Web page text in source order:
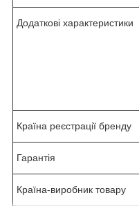
Додаткові характеристики
Країна реєстрації бренду
Гарантія
Країна-виробник товару